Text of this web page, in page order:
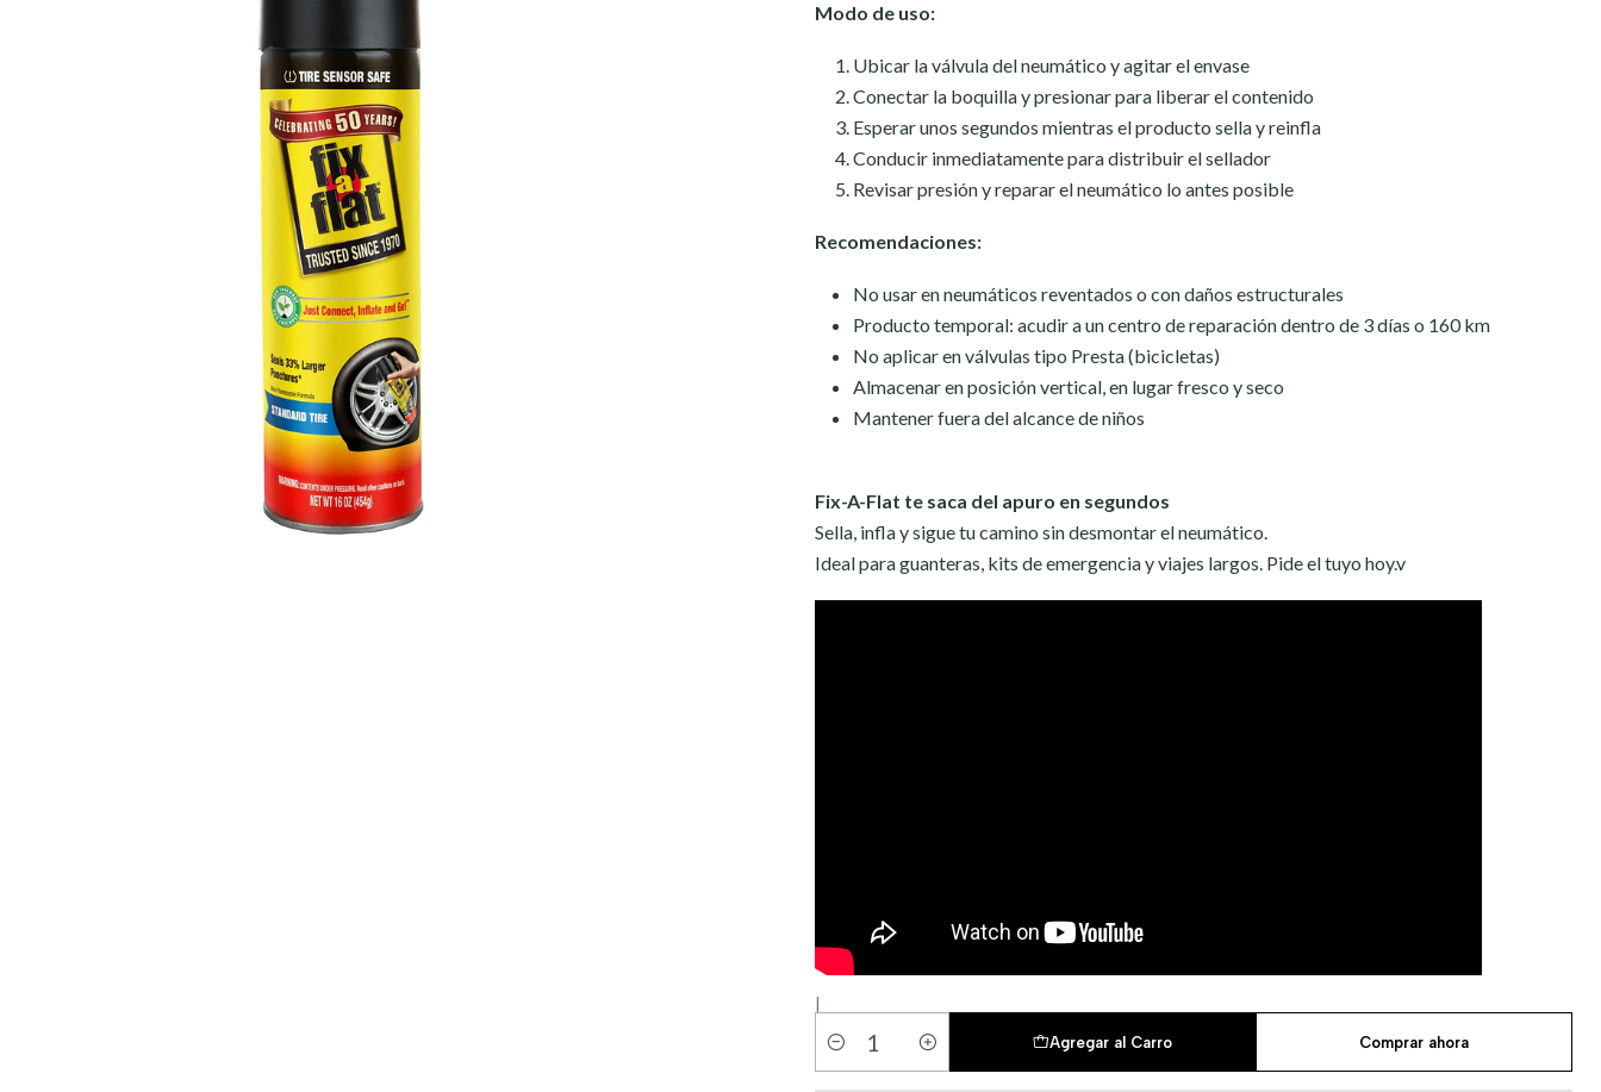
Modo de uso:
Ubicar la válvula del neumático y agitar el envase
Conectar la boquilla y presionar para liberar el contenido
Esperar unos segundos mientras el producto sella y reinfla
Conducir inmediatamente para distribuir el sellador
Revisar presión y reparar el neumático lo antes posible
Recomendaciones:
No usar en neumáticos reventados o con daños estructurales
Producto temporal: acudir a un centro de reparación dentro de 3 días o 160 km
No aplicar en válvulas tipo Presta (bicicletas)
Almacenar en posición vertical, en lugar fresco y seco
Mantener fuera del alcance de niños
Fix-A-Flat te saca del apuro en segundos
Sella, infla y sigue tu camino sin desmontar el neumático.
Ideal para guanteras, kits de emergencia y viajes largos. Pide el tuyo hoy.v
Cantidad
Agregar al Carro Comprar ahora